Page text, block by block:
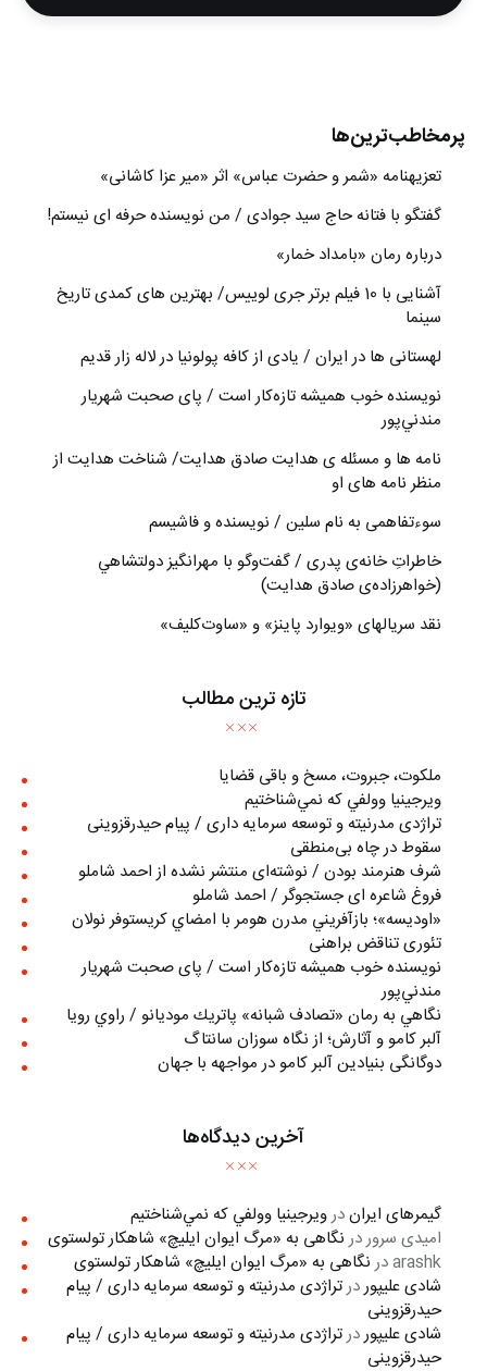
پرمخاطب‌ترین‌ها
تعزیه‎نامه‏ «شمر و حضرت عباس» اثر «میر عزا کاشانی»
گفتگو با فتانه حاج سید جوادی / من نویسنده حرفه ای نیستم!
درباره رمان «بامداد خمار»
آشنایی با 10 فیلم برتر جری لوییس/ بهترین های کمدی تاریخ
سینما
لهستانی ها در ایران / یادی از کافه پولونیا در لاله زار قدیم
نويسنده خوب هميشه تازه‌كار است / پای صحبت شهريار
مندني‌پور
نامه ها و مسئله ی هدایت صادق هدایت/ شناخت هدایت از
منظر نامه های او
سوءتفاهمی به نام سلین / نویسنده و فاشیسم
خاطراتِ خانه‌ی پدری / گفت‌وگو با مهرانگيز دولتشاهي
(خواهرزاده‌ی صادق هدايت)
نقد سریالهای «ویوارد پاینز» و «ساوت‌کلیف»
تازه ترین مطالب
ملکوت، جبروت، مسخ و باقی قضایا
ويرجينيا وولفي كه نمي‌شناختيم
تراژدی مدرنیته و توسعه سرمایه داری / پیام حیدرقزوینی
سقوط در چاه بی‌منطقی
شرف هنرمند بودن / نوشته‌ای منتشر نشده از احمد شاملو
فروغ شاعره ای جستجوگر / احمد شاملو
«اوديسه»؛ بازآفريني مدرن هومر با امضاي كريستوفر نولان
تئوری تناقض براهنی
نويسنده خوب هميشه تازه‌كار است / پای صحبت شهريار
مندني‌پور
نگاهي به رمان «تصادف شبانه» پاتريك موديانو / راوي رويا
آلبر کامو و آثارش؛ از نگاه سوزان سانتاگ
دوگانگی بنیادین آلبر کامو در مواجهه با جهان
آخرین دیدگاه‌ها
گیمرهای ایراندرويرجينيا وولفي كه نمي‌شناختيم
امیدی سروردر نگاهی به «مرگ ايوان ايليچ» شاهکار تولستوی
arashkدر نگاهی به «مرگ ايوان ايليچ» شاهکار تولستوی
شادی علیپوردرتراژدی مدرنیته و توسعه سرمایه داری / پیام
حیدرقزوینی
شادی علیپوردرتراژدی مدرنیته و توسعه سرمایه داری / پیام
حیدرقزوینی